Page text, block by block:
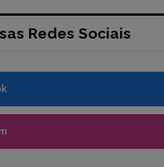
Redes Sociais